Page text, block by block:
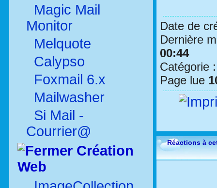
Magic Mail
Monitor
Melquote
Calypso
Foxmail 6.x
Mailwasher
Si Mail -
Courrier@
Création
Web
Date de
Dernière
00:44
Catégorie
Page lue
Réactions à